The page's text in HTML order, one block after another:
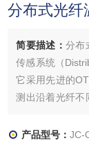
分布式光纤
简要描述： 分布
传感系统（
它采用先进的
测出沿着光纤不
位火灾发生位置
产品型号：JC-